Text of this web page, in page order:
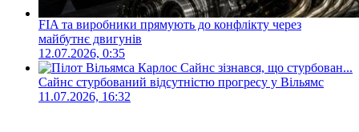
FIA та виробники прямують до конфлікту через
майбутнє двигунів
12.07.2026, 0:35
Сайнс стурбований відсутністю прогресу у Вільямс
11.07.2026, 16:32